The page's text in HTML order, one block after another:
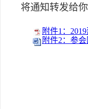
将通知转发给
附件1：
附件2：参